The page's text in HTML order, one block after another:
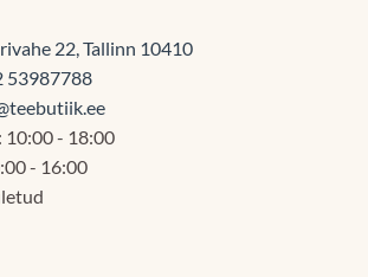
22, Tallinn 10410
53987788
10:00 - 18:00
- 16:00